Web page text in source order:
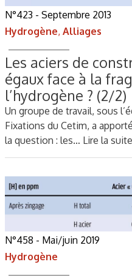
N°423 - Septembre 2013
Hydrogène, Alliages
Les aciers de
égaux face à la
l’hydrogène ? (2/2)
Un groupe de travail, sous
Fixations du Cetim, a
la question : les… Lire la suite
N°458 - Mai/juin 2019
Hydrogène